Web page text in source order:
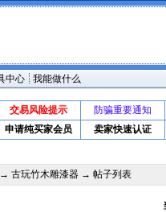
中心 我能做什么
交易风险提示
防骗重要通知
申请纯买家会员 卖家快速认证
古玩竹木雕漆器→ 帖子列表